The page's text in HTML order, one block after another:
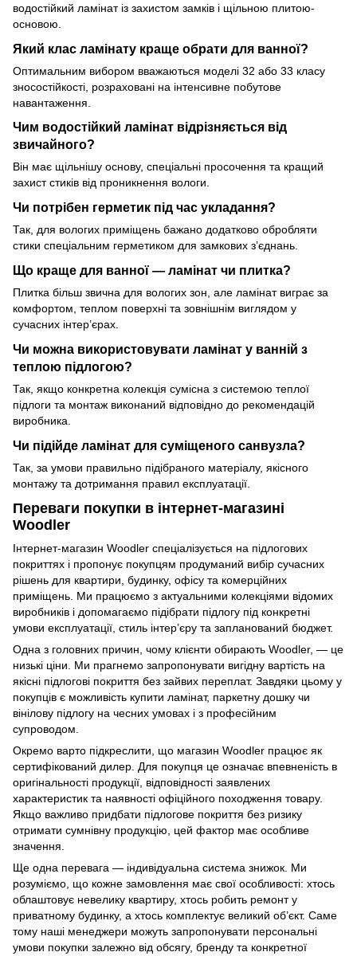
водостійкий ламінат із захистом замків і щільною плитою-
основою.
Який клас ламінату краще обрати для ванної?
Оптимальним вибором вважаються моделі 32 або 33 класу
зносостійкості, розраховані на інтенсивне побутове
навантаження.
Чим водостійкий ламінат відрізняється від
звичайного?
Він має щільнішу основу, спеціальні просочення та кращий
захист стиків від проникнення вологи.
Чи потрібен герметик під час укладання?
Так, для вологих приміщень бажано додатково обробляти
стики спеціальним герметиком для замкових з’єднань.
Що краще для ванної — ламінат чи плитка?
Плитка більш звична для вологих зон, але ламінат виграє за
комфортом, теплом поверхні та зовнішнім виглядом у
сучасних інтер’єрах.
Чи можна використовувати ламінат у ванній з
теплою підлогою?
Так, якщо конкретна колекція сумісна з системою теплої
підлоги та монтаж виконаний відповідно до рекомендацій
виробника.
Чи підійде ламінат для суміщеного санвузла?
Так, за умови правильно підібраного матеріалу, якісного
монтажу та дотримання правил експлуатації.
Переваги покупки в інтернет-магазині
Woodler
Інтернет-магазин Woodler спеціалізується на підлогових
покриттях і пропонує покупцям продуманий вибір сучасних
рішень для квартири, будинку, офісу та комерційних
приміщень. Ми працюємо з актуальними колекціями відомих
виробників і допомагаємо підібрати підлогу під конкретні
умови експлуатації, стиль інтер’єру та запланований бюджет.
Одна з головних причин, чому клієнти обирають Woodler, — це
низькі ціни. Ми прагнемо запропонувати вигідну вартість на
якісні підлогові покриття без зайвих переплат. Завдяки цьому у
покупців є можливість купити ламінат, паркетну дошку чи
вінілову підлогу на чесних умовах і з професійним
супроводом.
Окремо варто підкреслити, що магазин Woodler працює як
сертифікований дилер. Для покупця це означає впевненість в
оригінальності продукції, відповідності заявлених
характеристик та наявності офіційного походження товару.
Якщо важливо придбати підлогове покриття без ризику
отримати сумнівну продукцію, цей фактор має особливе
значення.
Ще одна перевага — індивідуальна система знижок. Ми
розуміємо, що кожне замовлення має свої особливості: хтось
облаштовує невелику квартиру, хтось робить ремонт у
приватному будинку, а хтось комплектує великий об’єкт. Саме
тому наші менеджери можуть запропонувати персональні
умови покупки залежно від обсягу, бренду та конкретної